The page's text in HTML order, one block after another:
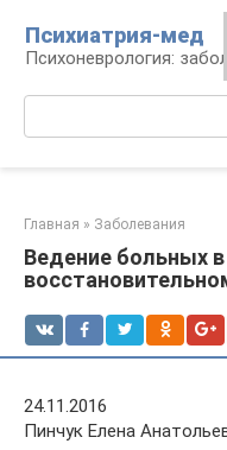
контенту
Психиатрия-мед
Психоневрология:
Главная » Заболевания
Ведение больных
24.11.2016
Пинчук Елена